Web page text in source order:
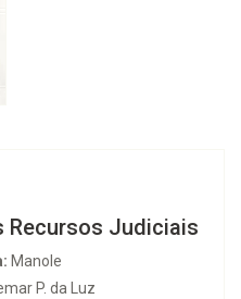
Recursos Judiciais
Manole
P. da Luz